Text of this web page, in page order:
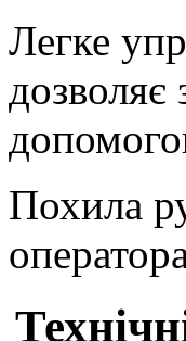
Легке
дозволяє
Похила